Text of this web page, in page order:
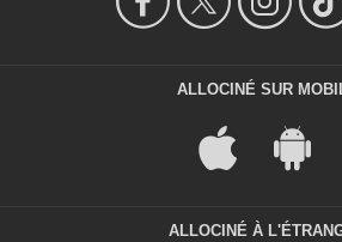
ALLOCINÉ SUR
ALLOCINÉ À